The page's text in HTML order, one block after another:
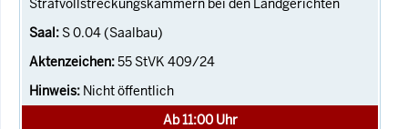
Strafvollstreckungskammern bei den Landgerichten
S 0.04 (Saalbau)
55 StVK 409/24
Nicht öffentlich
Ab 11:00 Uhr